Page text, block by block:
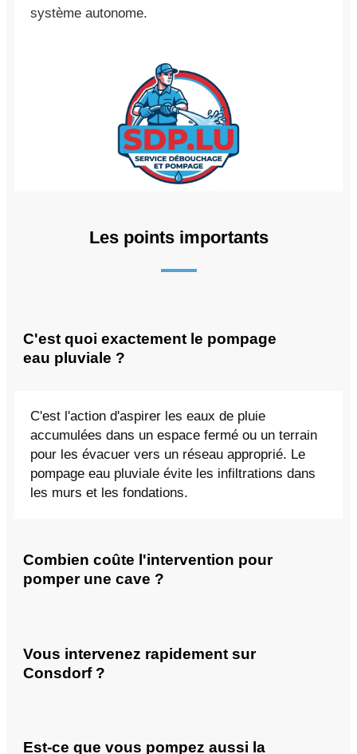
système autonome.
Les points importants
C'est quoi exactement le pompage
eau pluviale ?
C'est l'action d'aspirer les eaux de pluie
accumulées dans un espace fermé ou un terrain
pour les évacuer vers un réseau approprié. Le
pompage eau pluviale évite les infiltrations dans
les murs et les fondations.
Combien coûte l'intervention pour
pomper une cave ?
Vous intervenez rapidement sur
Consdorf ?
Est-ce que vous pompez aussi la